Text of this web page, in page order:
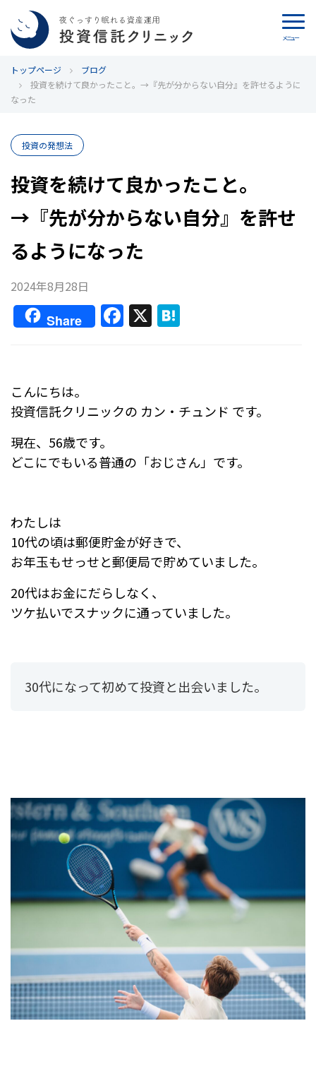
メニュー
カウンセリング
ブログ
代表カン・チュンド
投資信託クリニックとは
インデックス投資の特徴
よくあるご質問
お問い合わせ
トップページ
ブログ
投資を続けて良かったこと。→『先が分からない自分』を許せるように
なった
投資の発想法
投資を続けて良かったこと。
→『先が分からない自分』を許せ
るようになった
2024年8月28日
Share F
a
b
o
o
k
X
a
こんにちは。
投資信託クリニックの カン・チュンド です。
現在、56歳です。
どこにでもいる普通の「おじさん」です。
わたしは
10代の頃は郵便貯金が好きで、
お年玉もせっせと郵便局で貯めていました。
20代はお金にだらしなく、
ツケ払いでスナックに通っていました。
30代になって初めて投資と出会いました。